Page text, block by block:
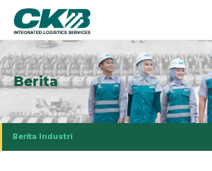
Berita
Berita Industri